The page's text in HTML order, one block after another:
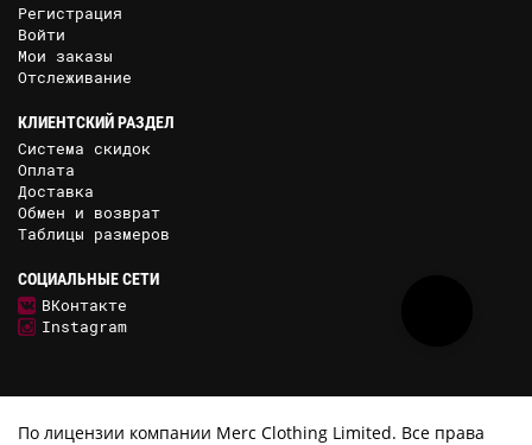
Регистрация
Войти
Мои заказы
Отслеживание
КЛИЕНТСКИЙ РАЗДЕЛ
Система скидок
Оплата
Доставка
Обмен и возврат
Таблицы размеров
СОЦИАЛЬНЫЕ СЕТИ
ВКонтакте
Instagram
По лицензии компании Merc Clothing Limited. Все права